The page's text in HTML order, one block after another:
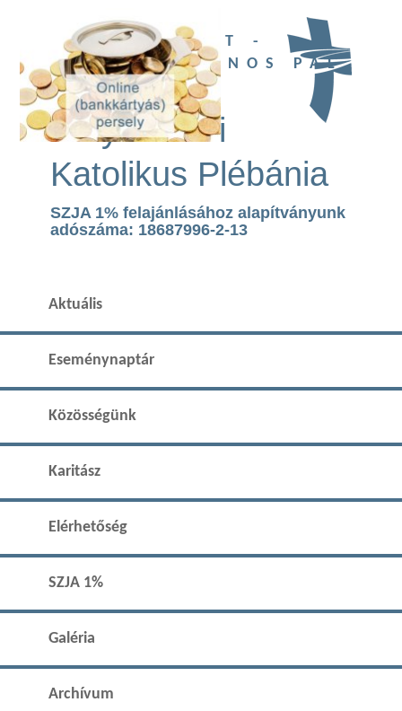
UBI DEUS EST -
SZENT II. JÁNOS PÁL
TEMPLOM
Páty Római
Katolikus Plébánia
SZJA 1% felajánlásához alapítványunk
adószáma: 18687996-2-13
Aktuális
Eseménynaptár
Közösségünk
Karitász
Elérhetőség
SZJA 1%
Galéria
Archívum